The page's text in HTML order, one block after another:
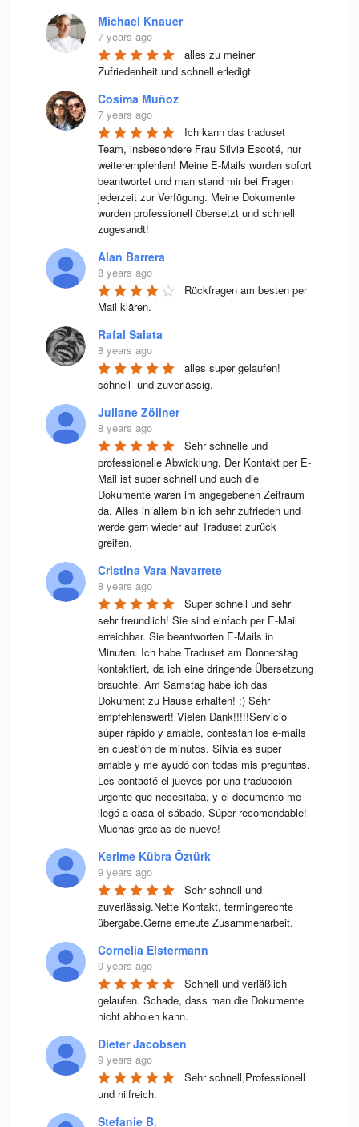
Michael Knauer
7 years ago
alles zu meiner
Zufriedenheit und schnell erledigt
Cosima Muñoz
7 years ago
Ich kann das traduset
Team, insbesondere Frau Silvia Escoté, nur
weiterempfehlen! Meine E-Mails wurden sofort
beantwortet und man stand mir bei Fragen
jederzeit zur Verfügung. Meine Dokumente
wurden professionell übersetzt und schnell
zugesandt!
Alan Barrera
8 years ago
Rückfragen am besten per
Mail klären.
Rafal Salata
8 years ago
alles super gelaufen!
schnell  und zuverlässig.
Juliane Zöllner
8 years ago
Sehr schnelle und
professionelle Abwicklung. Der Kontakt per E-
Mail ist super schnell und auch die
Dokumente waren im angegebenen Zeitraum
da. Alles in allem bin ich sehr zufrieden und
werde gern wieder auf Traduset zurück
greifen.
Cristina Vara Navarrete
8 years ago
Super schnell und sehr
sehr freundlich! Sie sind einfach per E-Mail
erreichbar. Sie beantworten E-Mails in
Minuten. Ich habe Traduset am Donnerstag
kontaktiert, da ich eine dringende Übersetzung
brauchte. Am Samstag habe ich das
Dokument zu Hause erhalten! :) Sehr
empfehlenswert! Vielen Dank!!!!!Servicio
súper rápido y amable, contestan los e-mails
en cuestión de minutos. Silvia es super
amable y me ayudó con todas mis preguntas.
Les contacté el jueves por una traducción
urgente que necesitaba, y el documento me
llegó a casa el sábado. Súper recomendable!
Muchas gracias de nuevo!
Kerime Kübra Öztürk
9 years ago
Sehr schnell und
zuverlässig.Nette Kontakt, termingerechte
übergabe.Gerne erneute Zusammenarbeit.
Cornelia Elstermann
9 years ago
Schnell und verläßlich
gelaufen. Schade, dass man die Dokumente
nicht abholen kann.
Dieter Jacobsen
9 years ago
Sehr schnell,Professionell
und hilfreich.
Stefanie B.